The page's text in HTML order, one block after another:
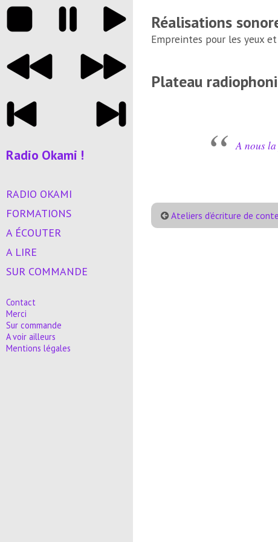
Radio Okami !
RADIO OKAMI
FORMATIONS
A ÉCOUTER
A LIRE
SUR COMMANDE
Contact
Merci
Sur commande
A voir ailleurs
Mentions légales
Réalisations
Empreintes pour les yeux
Plateau
A nous
Ateliers d’écriture de